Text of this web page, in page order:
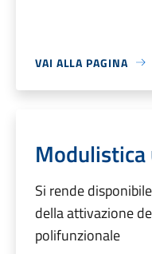
VAI ALLA PAGINA
Si rende
della attivazione
polifunzionale